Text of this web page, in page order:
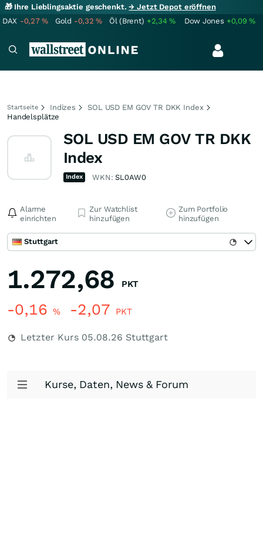
🎁 Ihre Lieblingsaktie geschenkt.→ Jetzt Depot eröffnen
DAX -0,27% Gold -0,32% Öl (Brent) +2,34% Dow Jones +0,09%
Startseite Indizes
SOL USD EM GOV TR DKK Index
Handelsplätze
SOL USD EM GOV TR DKK
Index
Index WKN:SL0AW0
Alarme
einrichten
Zur Watchlist
hinzufügen
Zum Portfolio
hinzufügen
Stuttgart
1.272,68 PKT
-0,16 % -2,07 PKT
Letzter Kurs 05.08.26 Stuttgart
Kurse, Daten, News & Forum